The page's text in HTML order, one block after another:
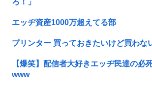
エッヂ資産1000万超えてる部
プリンター 買っておきたいけど買わな
【爆笑】配信者大好きエッヂ民達の必
www